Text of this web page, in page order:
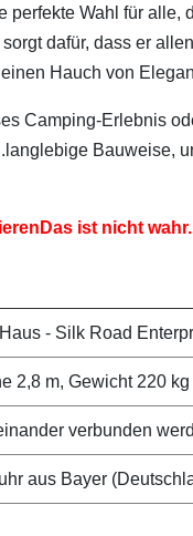
Wahl für
dafür, dass er
Hauch von
Camping-Erlebnis
Bauweise,
Das ist nicht wahr.
- Silk Road
2,8 m, Gewicht 220 kg
verbunden
aus Bayer